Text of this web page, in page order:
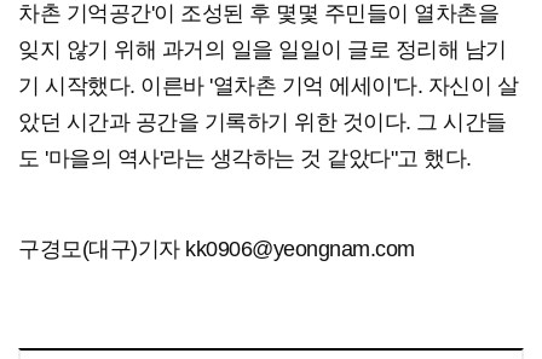
차촌 기억공간'이 조성된 후 몇몇 주민들이 열차촌을
잊지 않기 위해 과거의 일을 일일이 글로 정리해 남기
기 시작했다. 이른바 '열차촌 기억 에세이'다. 자신이 살
았던 시간과 공간을 기록하기 위한 것이다. 그 시간들
도 '마을의 역사'라는 생각하는 것 같았다"고 했다.
구경모(대구)기자 kk0906@yeongnam.com